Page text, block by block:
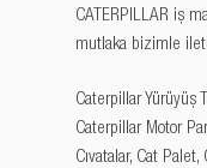
CATERPILLAR iş
mutlaka bizimle
Caterpillar Yürüyüş
Caterpillar Motor
Cıvatalar, Cat Palet,